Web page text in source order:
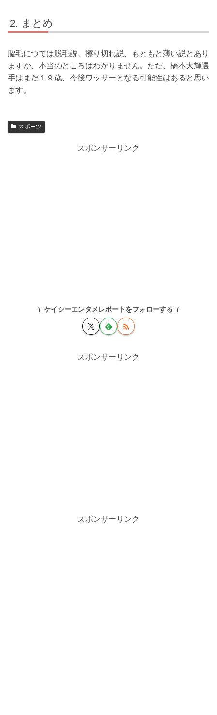
まとめ
脇毛につては脱毛説、擦り切れ説、もともと薄い説とあり
ますが、本当のところはわかりません。ただ、橋本大輝選
手はまだ１９歳、今後ワッサーとなる可能性はあると思い
ます。
スポーツ
スポンサーリンク
ケイシーエンタメレポートをフォローする
スポンサーリンク
スポンサーリンク